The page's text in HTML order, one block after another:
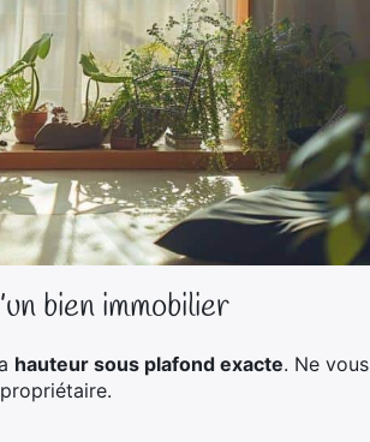
bien immobilier
hauteur sous plafond exacte. Ne vous